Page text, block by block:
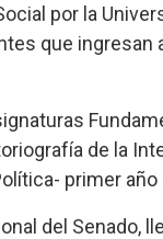
por la
que ingresan
de la
primer año
del Senado,